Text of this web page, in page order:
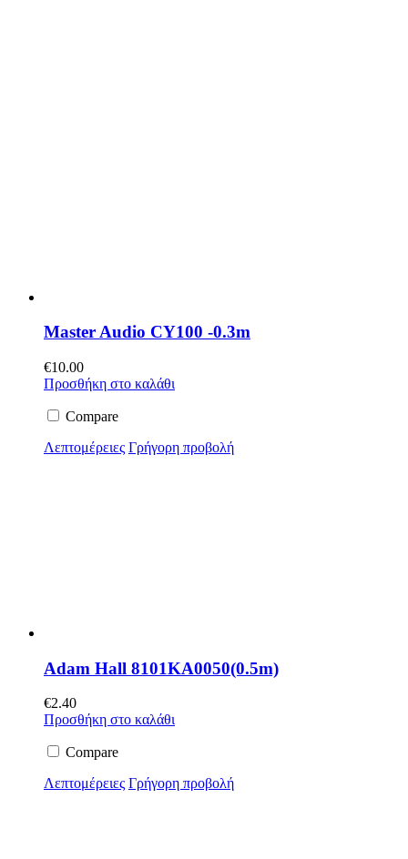
Master Audio CY100 -0.3m
€10.00
Προσθήκη στο καλάθι
Compare
Λεπτομέρειες Γρήγορη προβολή
Adam Hall 8101KA0050(0.5m)
€2.40
Προσθήκη στο καλάθι
Compare
Λεπτομέρειες Γρήγορη προβολή